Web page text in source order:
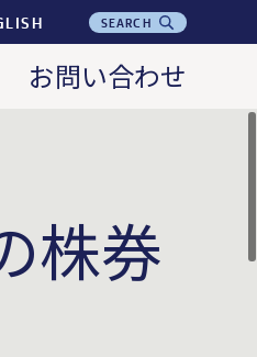
SEARCH
お問い合わせ
株券